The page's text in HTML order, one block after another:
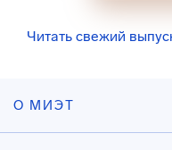
Читать свежий
О МИЭТ